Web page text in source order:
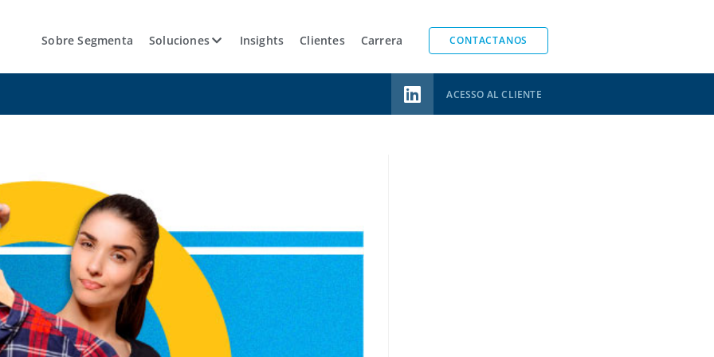
Sobre Segmenta Soluciones Insights Clientes Carrera CONTACTANOS
ACESSO AL CLIENTE